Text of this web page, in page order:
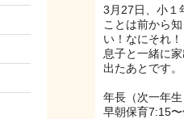
3月27日、小１
ことは前から
い！なにそれ！
息子と一緒に
出たあとです。
年長（次一年
早朝保育7:15〜